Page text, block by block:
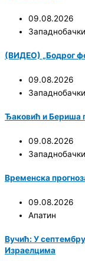
09.08.2026
(ВИДЕО) „Бодрог
09.08.2026
Ђаковић и Бериша
09.08.2026
Временска
09.08.2026
Апатин
Вучић: У
Израелцима